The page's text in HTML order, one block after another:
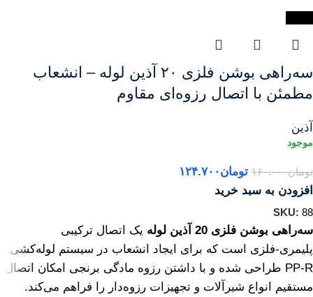
سه‌راهی بوشن فلزی ۲۰ آذین لوله – انشعاب
مطمئن با اتصال رزوه‌ای مقاوم
آذین
تومان۱۶۰.۰۰۰ تومان۱۲۴.۷۰۰
افزودن به سبد خرید
SKU: 88
سه‌راهی بوشن فلزی 20 آذین لوله
یک اتصال ترکیبی
پلیمری‑فلزی است که برای ایجاد انشعاب در سیستم لوله‌کشی
PP‑R طراحی شده و با داشتن رزوه مادگی برنجی امکان اتصال
مستقیم انواع شیرآلات و تجهیزات رزوه‌دار را فراهم می‌کند.